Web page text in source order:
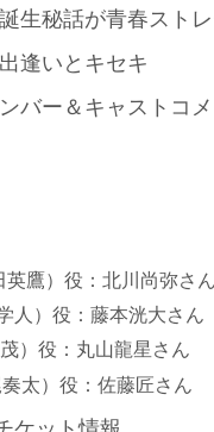
生秘話が青春スト
逢いとキセキ
バー＆キャストコ
鷹）役：北川尚弥さん
人）役：藤本洸大さん
）役：丸山龍星さん
太）役：佐藤匠さん
ケット情報